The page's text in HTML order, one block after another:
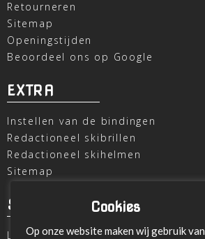
Retourneren
Sitemap
Openingstijden
Beoordeel ons op Google
EXTRA
Instellen van de bindingen
Redactioneel skibrillen
Redactioneel skihelmen
Sitemap
SKI OUTLET
Laagheidehof 8
Cookies
Op onze website maken wij gebruik van